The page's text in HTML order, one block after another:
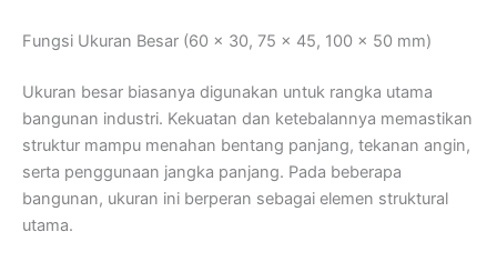
Fungsi Ukuran Besar (60 x 30, 75 x 45, 100 x 50 mm)
Ukuran besar biasanya digunakan untuk rangka utama
bangunan industri. Kekuatan dan ketebalannya memastikan
struktur mampu menahan bentang panjang, tekanan angin,
serta penggunaan jangka panjang. Pada beberapa
bangunan, ukuran ini berperan sebagai elemen struktural
utama.